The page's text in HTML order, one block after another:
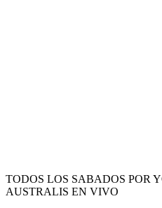
TODOS LOS SABADOS POR
AUSTRALIS EN VIVO